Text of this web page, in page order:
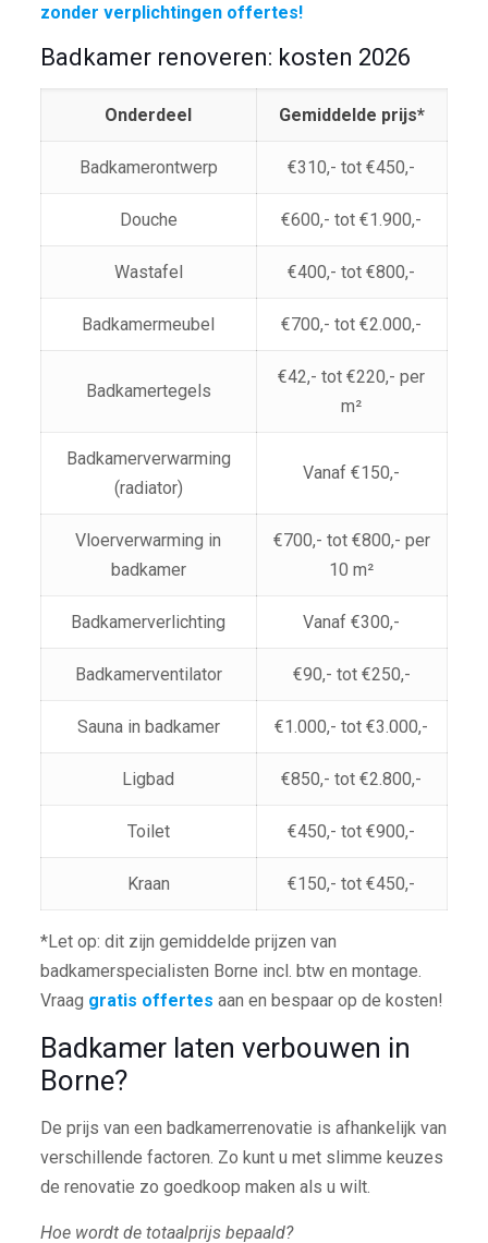
zonder verplichtingen offertes!
Badkamer renoveren: kosten 2026
Onderdeel Gemiddelde prijs*
Badkamerontwerp €310,- tot €450,-
Douche €600,- tot €1.900,-
Wastafel €400,- tot €800,-
Badkamermeubel €700,- tot €2.000,-
Badkamertegels
€42,- tot €220,- per
m²
Badkamerverwarming
(radiator)
Vanaf €150,-
Vloerverwarming in
badkamer
€700,- tot €800,- per
10 m²
Badkamerverlichting Vanaf €300,-
Badkamerventilator €90,- tot €250,-
Sauna in badkamer €1.000,- tot €3.000,-
Ligbad €850,- tot €2.800,-
Toilet €450,- tot €900,-
Kraan €150,- tot €450,-
*Let op: dit zijn gemiddelde prijzen van
badkamerspecialisten Borne incl. btw en montage.
Vraag gratis offertes aan en bespaar op de kosten!
Badkamer laten verbouwen in
Borne?
De prijs van een badkamerrenovatie is afhankelijk van
verschillende factoren. Zo kunt u met slimme keuzes
de renovatie zo goedkoop maken als u wilt.
Hoe wordt de totaalprijs bepaald?